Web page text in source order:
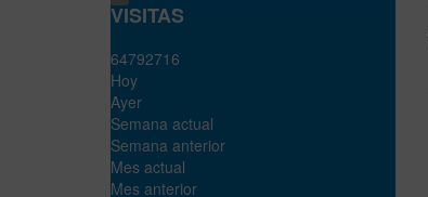
VISITAS
64792716
Hoy
Ayer
Semana actual
Semana anterior
Mes actual
Mes anterior